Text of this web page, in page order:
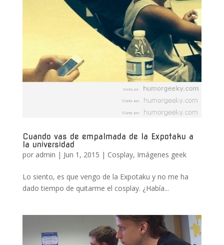
Cuando vas de empalmada de la Expotaku a
la universidad
por admin | Jun 1, 2015 | Cosplay, Imágenes geek
Lo siento, es que vengo de la Expotaku y no me ha
dado tiempo de quitarme el cosplay. ¿Había...